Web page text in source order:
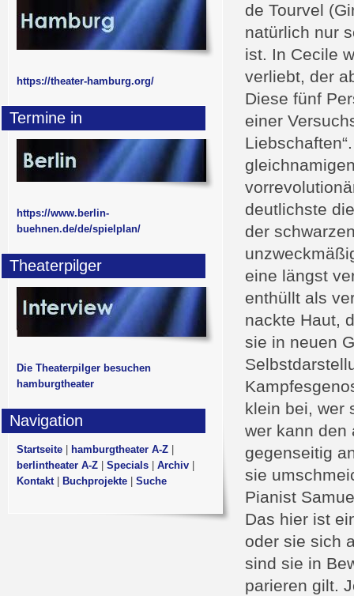
de Tourvel
natürlich nur
ist. In Cecile
verliebt, der
Diese fünf
einer
deutlichste
der
eine längst
enthüllt als
nackte Haut,
sie in neuen
klein bei, wer
wer kann den
gegenseitig
sie
Pianist
Das hier ist
oder sie sich
sind sie in
parieren gilt.
https://theater-hamburg.org/
Termine in
https://www.berlin-
buehnen.de/de/spielplan/
Theaterpilger
Die Theaterpilger besuchen
hamburgtheater
Navigation
Startseite hamburgtheater A-Z
berlintheater A-Z
Specials Archiv
Kontakt| Buchprojekte Suche